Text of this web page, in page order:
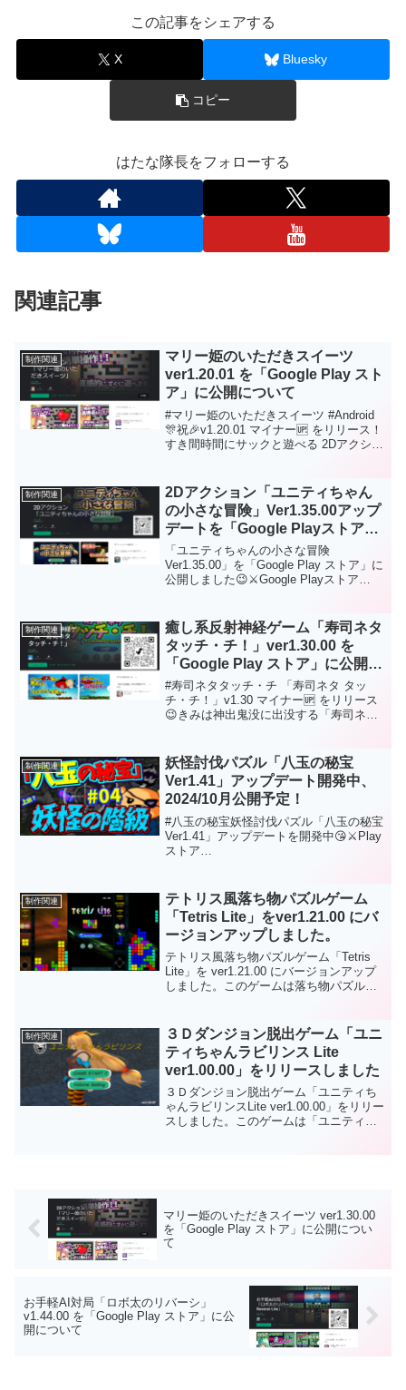
この記事をシェアする
X Bluesky
コピー
はたな隊長をフォローする
関連記事
制作関連
マリー姫のいただきスイーツ
ver1.20.01 を「Google Play スト
ア」に公開について
#マリー姫のいただきスイーツ #Android
🎊祝🎉v1.20.01 マイナー🆙 をリリース！
すき間時間にサックと遊べる 2Dアクショ
是非、遊んでください😘 応援、よろしく
お願いします😘⚔Playストア
⚔https://play.google.com/store/apps/deta
ils?
id=com.HatanaKikaku.MariItadakiSweets
制作関連
2Dアクション「ユニティちゃん
の小さな冒険」Ver1.35.00アップ
デートを「Google Playストア」
に公開について
「ユニティちゃんの小さな冒険
Ver1.35.00」を「Google Play ストア」に
公開しました😉⚔Google Playストア
id=com.HatanaKikaku.LittleAdventureLite
通勤・通学中にサクッと遊べる「ユニテ
ィちゃんの2Dアクション」です。是非是
非、お試しください🥳
制作関連
癒し系反射神経ゲーム「寿司ネタ
タッチ・チ！」ver1.30.00 を
「Google Play ストア」に公開に
ついて
#寿司ネタタッチ・チ 「寿司ネタ タッ
チ・チ！」v1.30 マイナー🆙 をリリース
😉きみは神出鬼没に出没する「寿司ネ
ゲームファン、寿司ネタ好きな方、是非
是非、遊んでくださいね😘⚔Playストア
👇
https://play.google.com/store/apps/details
?id=com.HatanaKikaku.SushiTouch
制作関連
妖怪討伐パズル「八玉の秘宝
Ver1.41」アップデート開発中、
2024/10月公開予定！
#八玉の秘宝妖怪討伐パズル「八玉の秘宝
Ver1.41」アップデートを開発中😘⚔Play
ストア
ずんだもんに「妖怪の階級について」を
紹介していただきます😉※音あり10月
Android版として公開予定🤔あなたもハマ
るかもしれない？ 「八玉の秘宝」遊んで
みませんか？
制作関連
テトリス風落ち物パズルゲーム
「Tetris Lite」をver1.21.00 にバ
ージョンアップしました。
テトリス風落ち物パズルゲーム「Tetris
Lite」を ver1.21.00 にバージョンアップ
しました。このゲームは落ち物パズルゲ
次のとおりになります。一部のブラウザ
で表示崩れがあったので修正しました。
「ご意見・ご要望」のリンク先を廃止し
ました。ダウンロードなしでＰＣのブラ
ウザで遊ぶことができます。もちろんフ
リーソフトです。
制作関連
３Ｄダンジョン脱出ゲーム「ユニ
ティちゃんラビリンス Lite
ver1.00.00」をリリースしました
３Ｄダンジョン脱出ゲーム「ユニティち
ゃんラビリンスLite ver1.00.00」をリリー
スしました。このゲームは「ユニティち
どこかにある「出口（ドア）」から脱出
を目指してください。道中には・・・行
く手を阻む「ゾンビ」が出没していま
す。残念ながら「ユニティちゃん」には
タスラ逃げてください。このゲームは定
められたコースの走破時間を競う「タイ
ム‐トライアルゲーム」になります。ダウ
ンロードなしでＰＣのブラウザで遊ぶこ
マリー姫のいただきスイーツ ver1.30.00
を「Google Play ストア」に公開につい
て
お手軽AI対局「ロボ太のリバーシ」
v1.44.00 を「Google Play ストア」に公
開について